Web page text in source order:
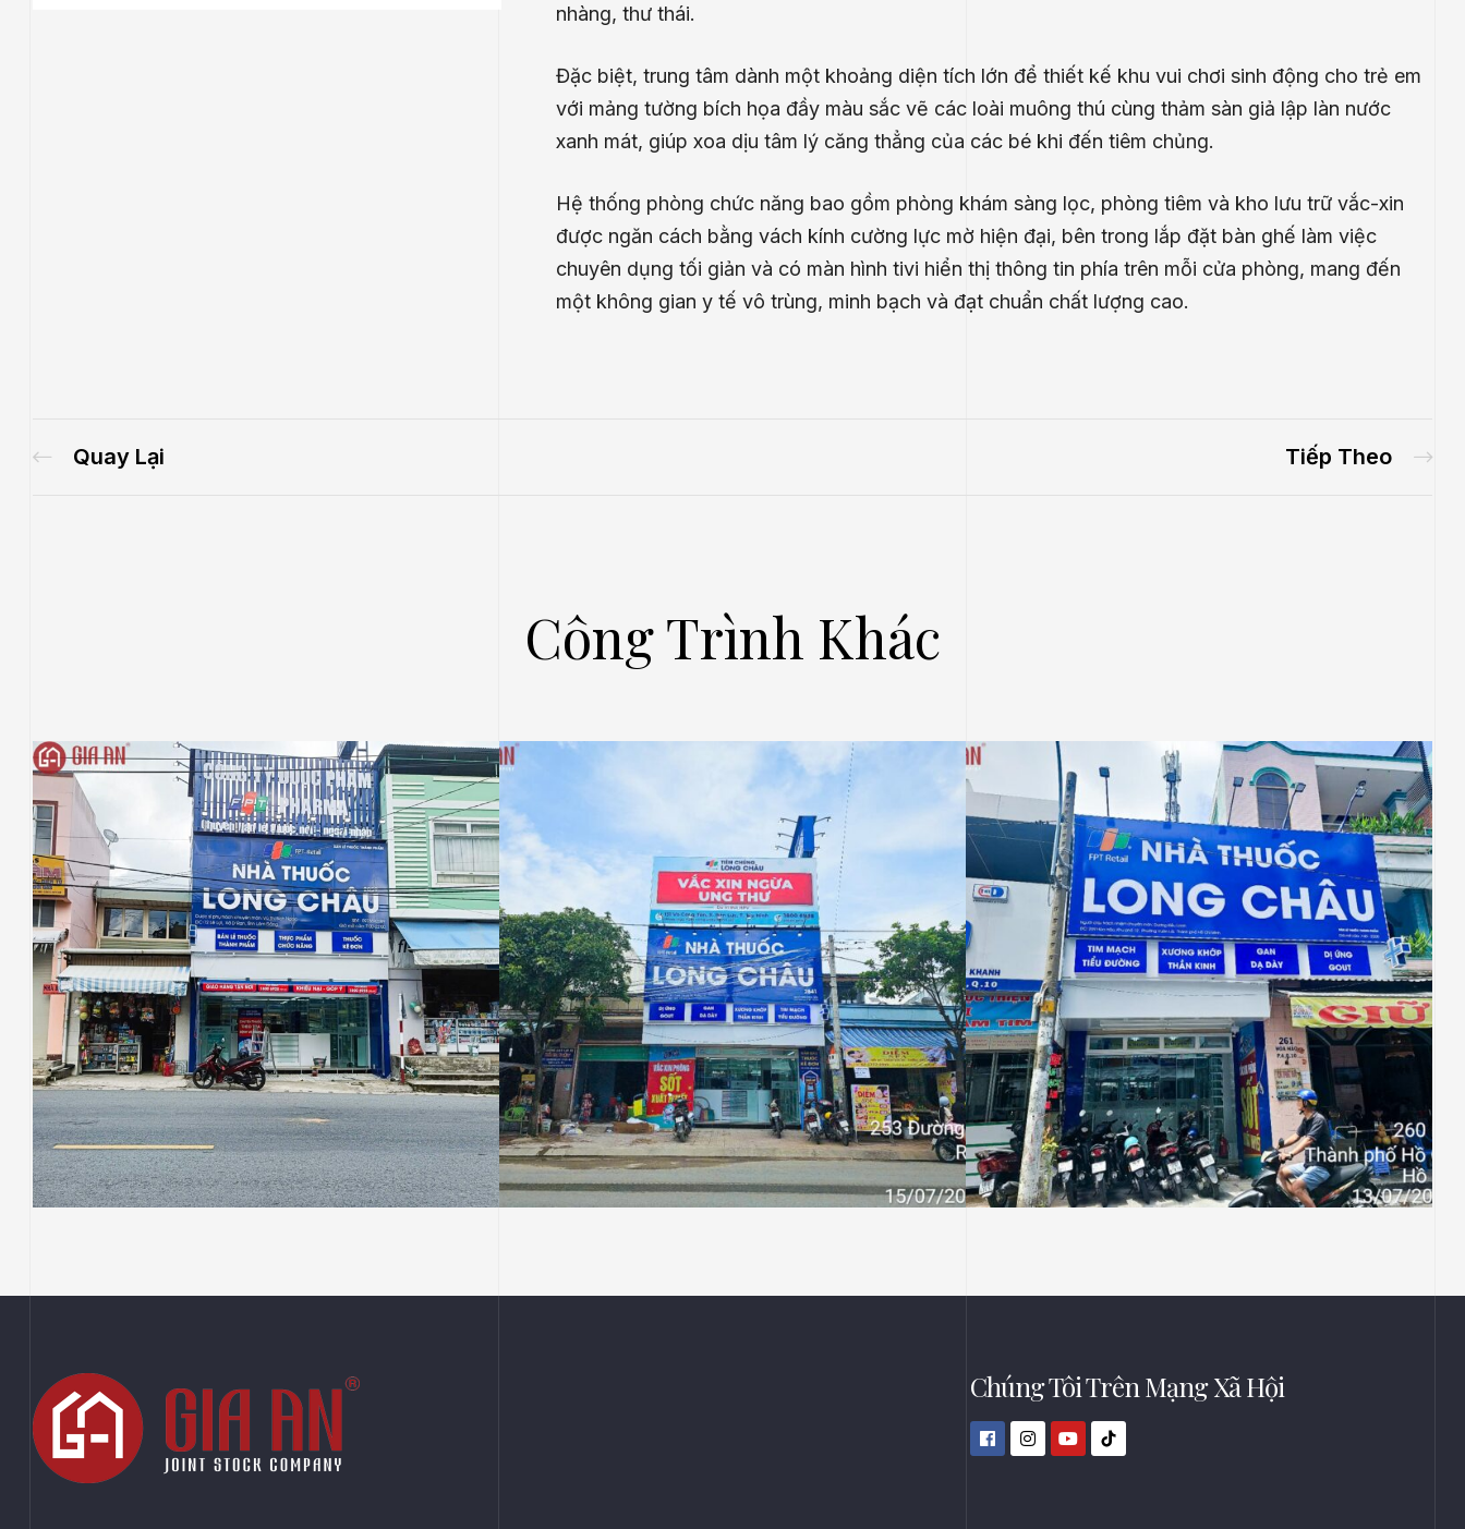
nhàng, thư thái.
Đặc biệt, trung tâm dành một khoảng diện tích lớn để thiết kế khu vui chơi sinh động cho trẻ em
với mảng tường bích họa đầy màu sắc vẽ các loài muông thú cùng thảm sàn giả lập làn nước
xanh mát, giúp xoa dịu tâm lý căng thẳng của các bé khi đến tiêm chủng.
Hệ thống phòng chức năng bao gồm phòng khám sàng lọc, phòng tiêm và kho lưu trữ vắc-xin
được ngăn cách bằng vách kính cường lực mờ hiện đại, bên trong lắp đặt bàn ghế làm việc
chuyên dụng tối giản và có màn hình tivi hiển thị thông tin phía trên mỗi cửa phòng, mang đến
một không gian y tế vô trùng, minh bạch và đạt chuẩn chất lượng cao.
Quay Lại Tiếp Theo
Công Trình Khác
NHÀ THUỐC LONG CHÂU
Thiết Kế Thi Công Công Trình Nhà Thuốc
NHÀ THUỐC LONG CHÂU
Thiết Kế Thi Công Công Trình Nhà Thuốc
NHÀ THUỐC LONG CHÂU
Thiết Kế Thi Công Công Trình Nhà Thuốc
Chúng Tôi Trên Mạng Xã Hội